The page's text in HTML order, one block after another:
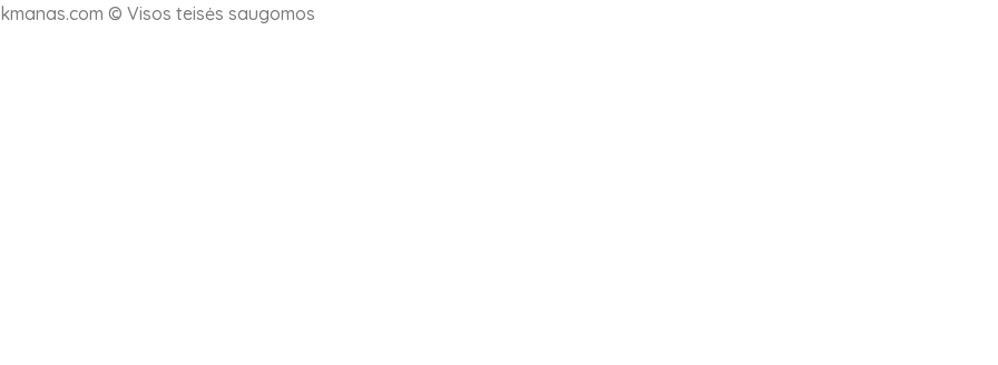
© Visos teisės saugomos